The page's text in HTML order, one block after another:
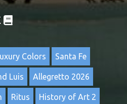
Colors Santa Fe
Luis Allegretto 2026
Ritus History of Art 2